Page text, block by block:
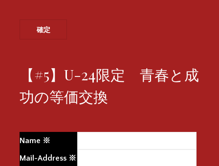
【#5】U-24限定 青春と成
功の等価交換
Name ※
Mail-Address ※